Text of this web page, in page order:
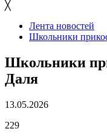
╳
Лента новостей
Школьники
Школьники
Даля
13.05.2026
229